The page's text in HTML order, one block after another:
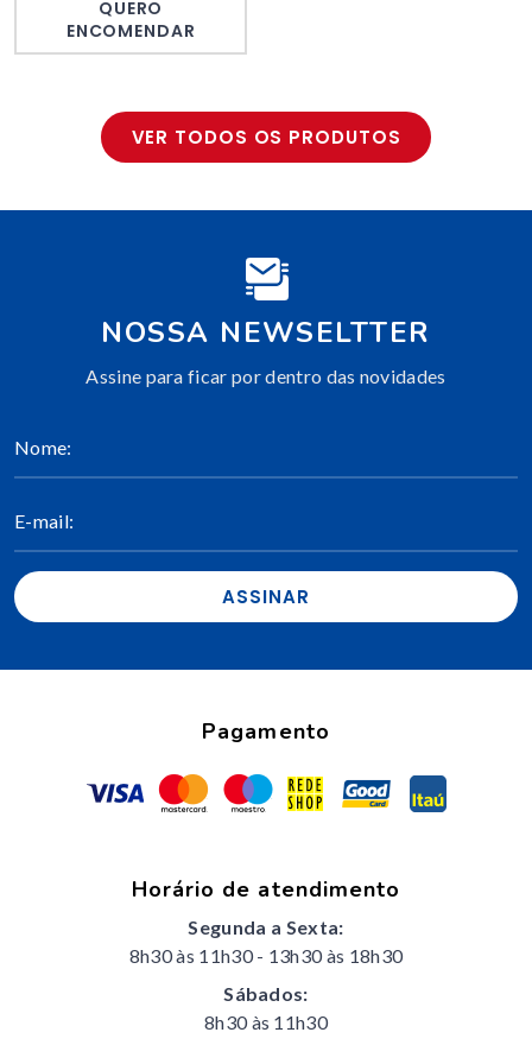
QUERO
ENCOMENDAR
VER TODOS OS PRODUTOS
NOSSA NEWSELTTER
Assine para ficar por dentro das novidades
ASSINAR
Pagamento
Horário de atendimento
Segunda a Sexta:
8h30 às 11h30- 13h30 às 18h30
Sábados:
8h30 às 11h30